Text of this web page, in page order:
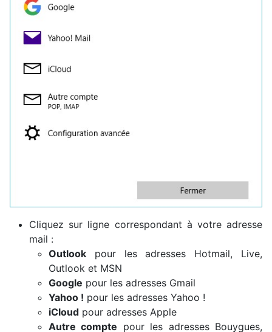
Cliquez sur ligne correspondant à votre adresse
mail :
Outlook pour les adresses Hotmail, Live,
Outlook et MSN
Google pour les adresses Gmail
Yahoo ! pour les adresses Yahoo !
iCloud pour adresses Apple
Autre compte pour les adresses Bouygues,